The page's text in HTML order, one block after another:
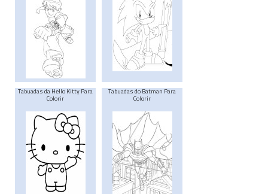
Tabuadas da Hello Kitty Para
Colorir
Tabuadas do Batman Para
Colorir